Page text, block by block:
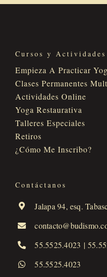
Cursos y Actividades
Empieza A Practicar
Clases Permanentes
Actividades Online
Yoga Restaurativa
Talleres Especiales
Retiros
¿Cómo Me Inscribo?
Contáctanos
Jalapa 94, esq.
55.5525.4023 |
55.5525.4023